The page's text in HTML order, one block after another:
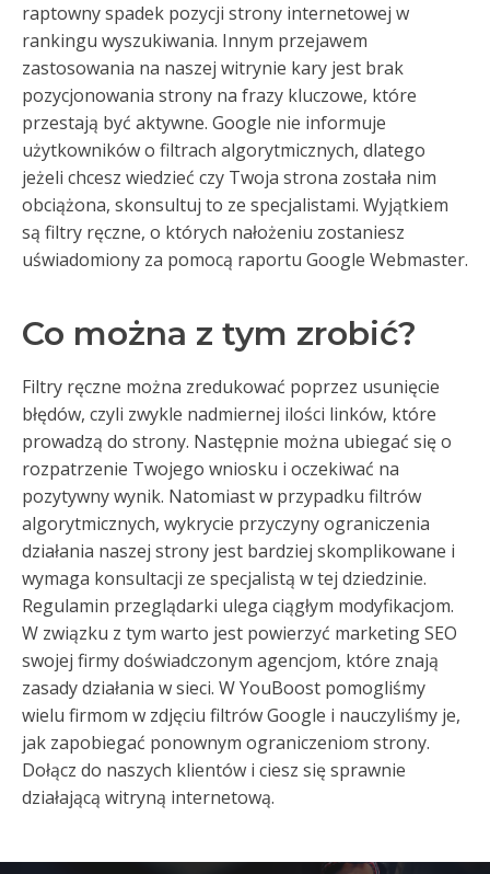
raptowny spadek pozycji strony internetowej w
rankingu wyszukiwania. Innym przejawem
zastosowania na naszej witrynie kary jest brak
pozycjonowania strony na frazy kluczowe, które
przestają być aktywne. Google nie informuje
użytkowników o filtrach algorytmicznych, dlatego
jeżeli chcesz wiedzieć czy Twoja strona została nim
obciążona, skonsultuj to ze specjalistami. Wyjątkiem
są filtry ręczne, o których nałożeniu zostaniesz
uświadomiony za pomocą raportu Google Webmaster.
Co można z tym zrobić?
Filtry ręczne można zredukować poprzez usunięcie
błędów, czyli zwykle nadmiernej ilości linków, które
prowadzą do strony. Następnie można ubiegać się o
rozpatrzenie Twojego wniosku i oczekiwać na
pozytywny wynik. Natomiast w przypadku filtrów
algorytmicznych, wykrycie przyczyny ograniczenia
działania naszej strony jest bardziej skomplikowane i
wymaga konsultacji ze specjalistą w tej dziedzinie.
Regulamin przeglądarki ulega ciągłym modyfikacjom.
W związku z tym warto jest powierzyć marketing SEO
swojej firmy doświadczonym agencjom, które znają
zasady działania w sieci. W YouBoost pomogliśmy
wielu firmom w zdjęciu filtrów Google i nauczyliśmy je,
jak zapobiegać ponownym ograniczeniom strony.
Dołącz do naszych klientów i ciesz się sprawnie
działającą witryną internetową.